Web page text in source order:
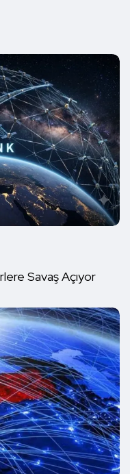
Savaş Açıyor